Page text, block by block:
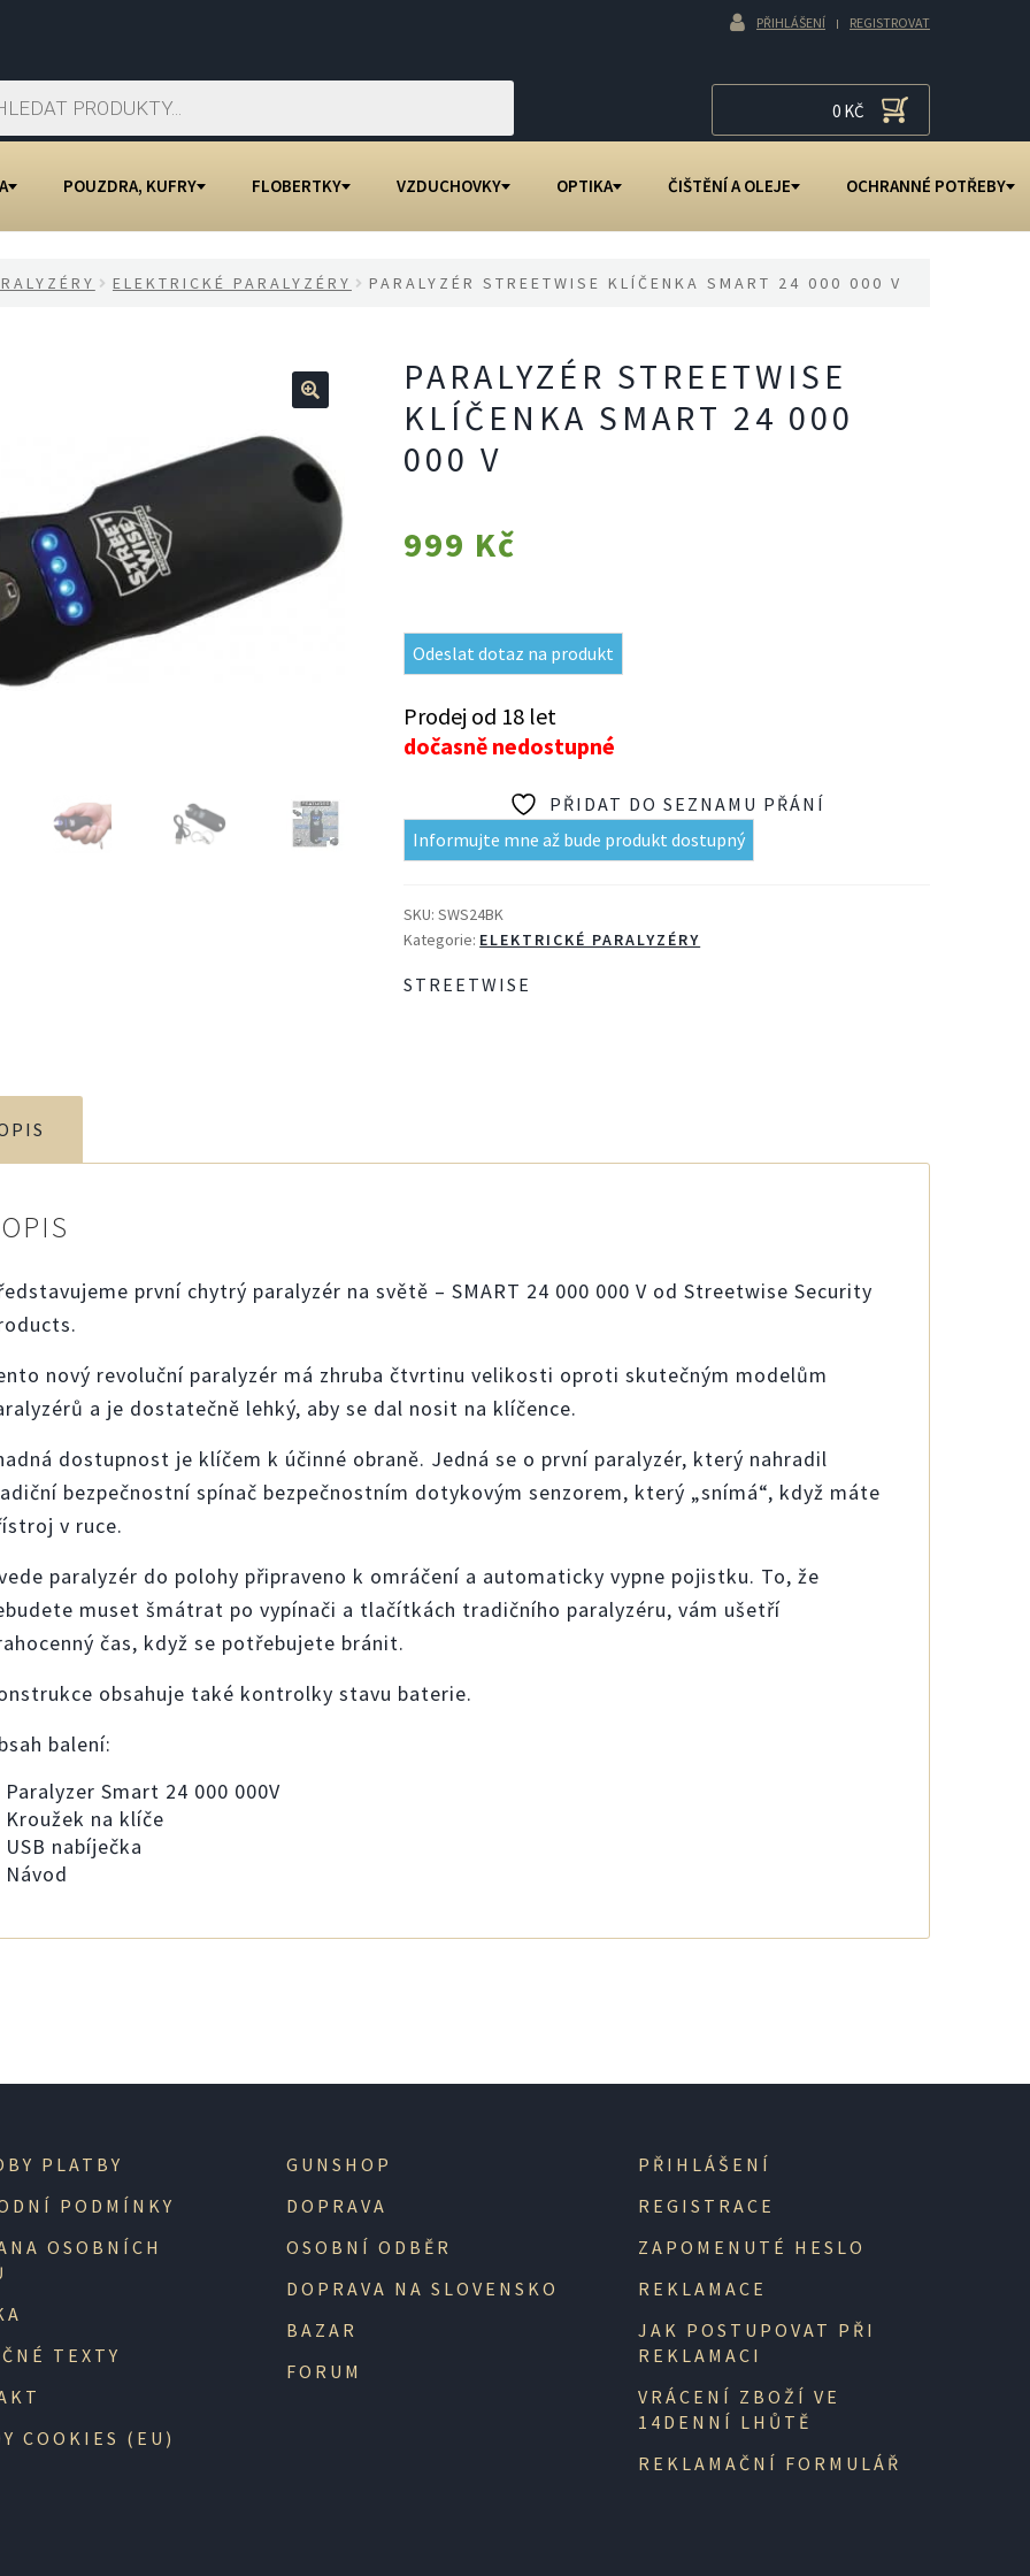
PŘIHLÁŠENÍ REGISTROVAT
0 KČ
POUZDRA, KUFRY FLOBERTKY VZDUCHOVKY OPTIKA ČIŠTĚNÍ A OLEJE OCHRANNÉ POTŘEBY
ELEKTRICKÉ PARALYZÉRY PARALYZÉR STREETWISE KLÍČENKA SMART 24 000 000 V
PARALYZÉR STREETWISE
KLÍČENKA SMART 24 000
000 V
999 Kč
Odeslat dotaz na produkt
Prodej od 18 let
dočasně nedostupné
PŘIDAT DO SEZNAMU PŘÁNÍ
Informujte mne až bude produkt dostupný
SKU:SWS24BK
Kategorie: ELEKTRICKÉ PARALYZÉRY
STREETWISE
první chytrý paralyzér na světě – SMART 24 000 000 V od Streetwise Security
nový revoluční paralyzér má zhruba čtvrtinu velikosti oproti skutečným modelům
a je dostatečně lehký, aby se dal nosit na klíčence.
dostupnost je klíčem k účinné obraně. Jedná se o první paralyzér, který nahradil
bezpečnostní spínač bezpečnostním dotykovým senzorem, který „snímá“, když máte
v ruce.
paralyzér do polohy připraveno k omráčení a automaticky vypne pojistku. To, že
muset šmátrat po vypínači a tlačítkách tradičního paralyzéru, vám ušetří
čas, když se potřebujete bránit.
obsahuje také kontrolky stavu baterie.
balení:
Paralyzer Smart 24 000 000V
Kroužek na klíče
USB nabíječka
Návod
PLATBY
PODMÍNKY
OSOBNÍCH
TEXTY
COOKIES (EU)
GUNSHOP
DOPRAVA
OSOBNÍ ODBĚR
DOPRAVA NA SLOVENSKO
BAZAR
FORUM
PŘIHLÁŠENÍ
REGISTRACE
ZAPOMENUTÉ HESLO
REKLAMACE
JAK POSTUPOVAT PŘI
REKLAMACI
VRÁCENÍ ZBOŽÍ VE
14DENNÍ LHŮTĚ
REKLAMAČNÍ FORMULÁŘ